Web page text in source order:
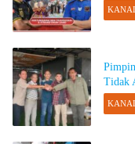
Tidak